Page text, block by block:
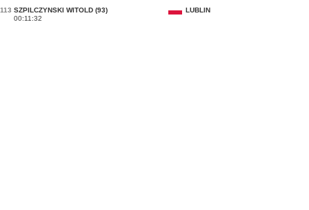
113 SZPILCZYNSKI WITOLD (93)
LUBLIN
00:11:32